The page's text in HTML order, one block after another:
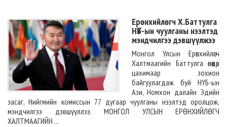
Ерөнхийлөгч Х.Баттулга
НҮБ-ын чуулганы нээлтэд
мэндчилгээ дэвшүүлжээ
Монгол Улсын Ерөнхийлөгч
Халтмаагийн Баттулга өнөөдөр
цахимаар зохион
байгуулагдаж буй НҮБ-ын
Ази, Номхон далайн Эдийн
засаг, Нийгмийн комиссын 77 дугаар чуулганы нээлтэд оролцож,
мэндчилгээ дэвшүүллээ. МОНГОЛ УЛСЫН ЕРӨНХИЙЛӨГЧ
ХАЛТМААГИЙН ...